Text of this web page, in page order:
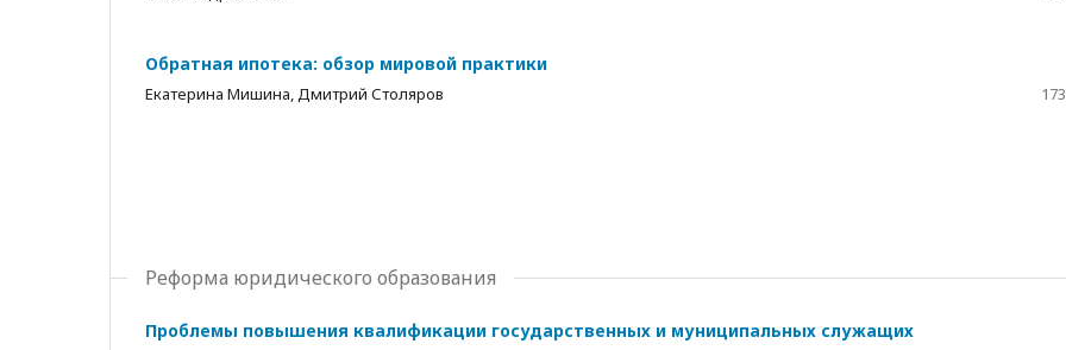
Обратная ипотека: обзор мировой практики
Екатерина Мишина, Дмитрий Столяров
Реформа юридического образования
Проблемы повышения квалификации государственных и муниципальных служащих